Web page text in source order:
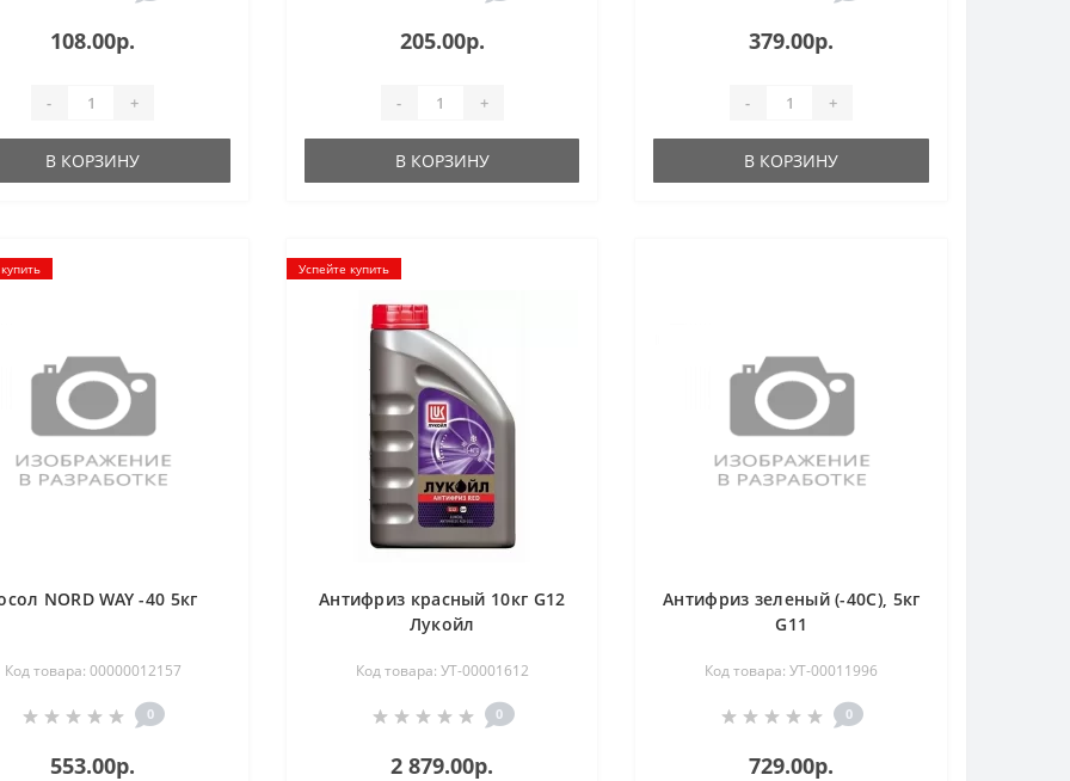
108.00р.
- +
В КОРЗИНУ
205.00р.
- +
В КОРЗИНУ
379.00р.
- +
В КОРЗИНУ
NORD WAY -40 5кг
Код товара: 00000012157
0
553.00р.
Успейте купить
Антифриз красный 10кг G12
Лукойл
Код товара: УТ-00001612
0
2 879.00р.
Антифриз зеленый (-40С), 5кг
G11
Код товара: УТ-00011996
0
729.00р.